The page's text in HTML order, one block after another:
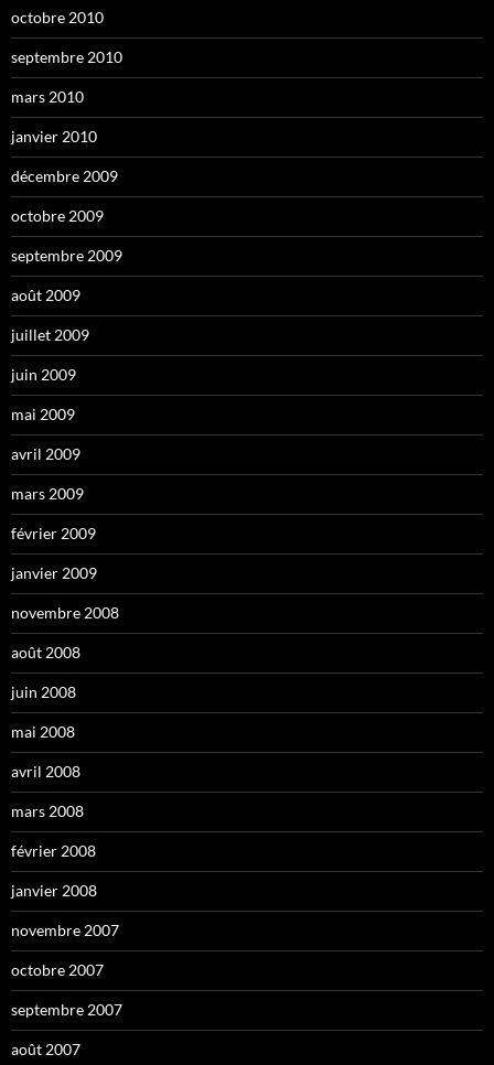
octobre 2010
septembre 2010
mars 2010
janvier 2010
décembre 2009
octobre 2009
septembre 2009
août 2009
juillet 2009
juin 2009
mai 2009
avril 2009
mars 2009
février 2009
janvier 2009
novembre 2008
août 2008
juin 2008
mai 2008
avril 2008
mars 2008
février 2008
janvier 2008
novembre 2007
octobre 2007
septembre 2007
août 2007